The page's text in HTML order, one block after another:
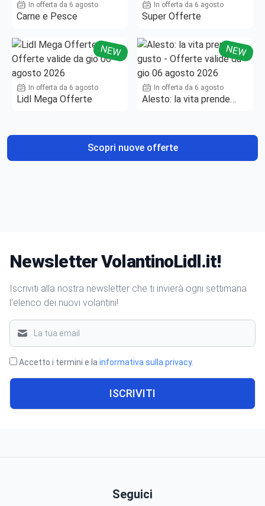
In offerta da 6 agosto
Carne e Pesce
In offerta da 6 agosto
Super Offerte
NEW
In offerta da 6 agosto
Lidl Mega Offerte
NEW
In offerta da 6 agosto
Alesto: la vita prende
Scopri nuove offerte
Newsletter VolantinoLidl.it!
Iscriviti alla nostra newsletter che ti invierà ogni settimana
l'elenco dei nuovi volantini!
Accetto i termini e lainformativa sulla privacy.
ISCRIVITI
Seguici